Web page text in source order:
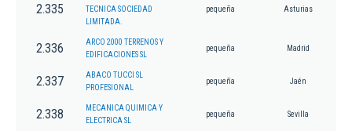
2.335
TECNICA SOCIEDAD
LIMITADA.
pequeña Asturias
2.336
ARCO 2000 TERRENOS Y
EDIFICACIONES SL
pequeña Madrid
2.337
ABACO TUCCI SL
PROFESIONAL
pequeña Jaén
2.338
MECANICA QUIMICA Y
ELECTRICA SL
pequeña Sevilla